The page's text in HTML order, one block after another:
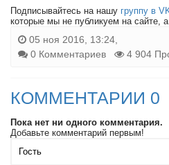
Подписывайтесь на нашу группу в
которые мы не публикуем на сайте,
05 ноя 2016, 13:24,
0 Комментариев
4 904
КОММЕНТАРИИ 0
Пока нет ни одного комментария.
Добавьте комментарий первым!